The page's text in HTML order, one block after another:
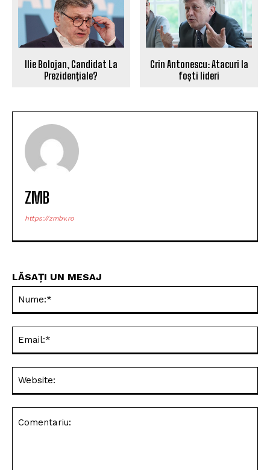
Ilie Bolojan, Candidat La
Prezidențiale?
Crin Antonescu: Atacuri la
foști lideri
ZMB
https://zmbv.ro
LĂSAȚI UN MESAJ